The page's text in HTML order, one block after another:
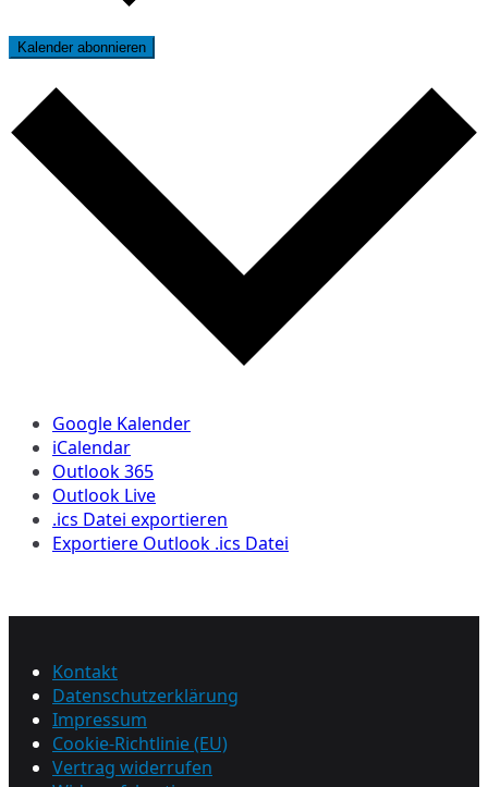
Kalender abonnieren
Google Kalender
iCalendar
Outlook 365
Outlook Live
.ics Datei exportieren
Exportiere Outlook .ics Datei
Kontakt
Datenschutzerklärung
Impressum
Cookie-Richtlinie (EU)
Vertrag widerrufen